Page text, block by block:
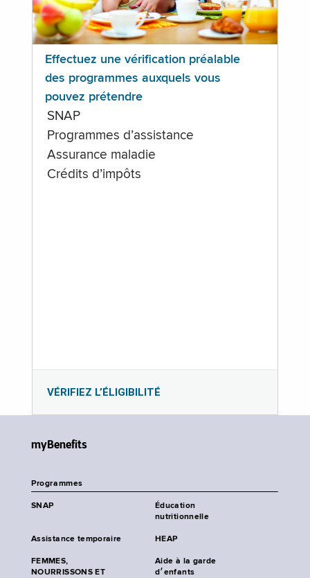
Effectuez une vérification préalable
des programmes auxquels vous
pouvez prétendre
SNAP
Programmes d’assistance
Assurance maladie
Crédits d’impôts
VÉRIFIEZ L’ÉLIGIBILITÉ
myBenefits
Programmes
SNAP
Éducation
nutritionnelle
Assistance temporaire HEAP
FEMMES,
NOURRISSONS ET
Aide à la garde
d׳enfants